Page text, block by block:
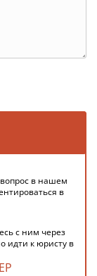
в нашем
в
с ним через
идти к юристу в